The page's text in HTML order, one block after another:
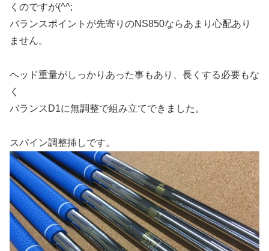
くのですが(^^;
バランスポイントが先寄りのNS850ならあまり心配あり
ません。
ヘッド重量がしっかりあった事もあり、長くする必要もな
く
バランスD1に無調整で組み立てできました。
スパイン調整挿しです。